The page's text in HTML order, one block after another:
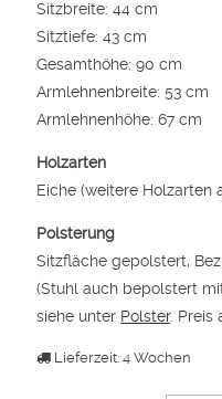
Sitzbreite: 44 cm
Sitztiefe: 43 cm
Gesamthöhe: 90 cm
Armlehnenbreite: 53 cm
Armlehnenhöhe: 67 cm
Holzarten
Eiche (weitere Holzarten
Polsterung
Sitzfläche gepolstert,
(Stuhl auch bepolstert
siehe unter Polster. Preis
Lieferzeit: 4 Wochen